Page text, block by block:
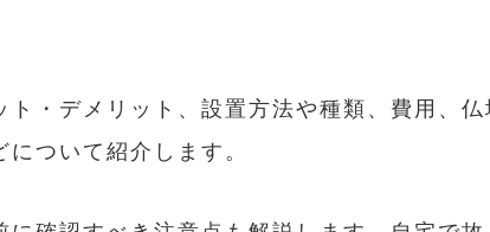
・デメリット、設置方法や種類、費用、仏
ついて紹介します。